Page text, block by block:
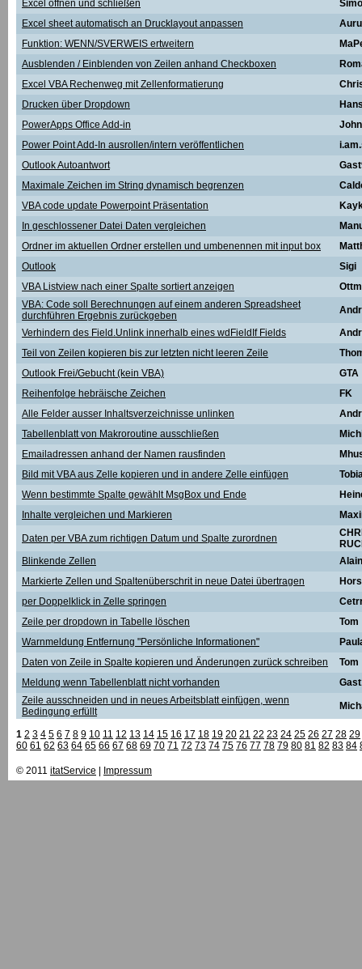
Excel öffnen und schließen
Excel sheet automatisch an Drucklayout anpassen
Funktion: WENN/SVERWEIS ertweitern
Ausblenden / Einblenden von Zeilen anhand Checkboxen
Excel VBA Rechenweg mit Zellenformatierung
Drucken über Dropdown
PowerApps Office Add-in
Power Point Add-In ausrollen/intern veröffentlichen
Outlook Autoantwort
Maximale Zeichen im String dynamisch begrenzen
VBA code update Powerpoint Präsentation
In geschlossener Datei Daten vergleichen
Ordner im aktuellen Ordner erstellen und umbenennen mit input box
Outlook
Sigi
VBA Listview nach einer Spalte sortiert anzeigen
VBA: Code soll Berechnungen auf einem anderen Spreadsheet
durchführen Ergebnis zurückgeben
Verhindern des Field.Unlink innerhalb eines wdFieldIf Fields
Teil von Zeilen kopieren bis zur letzten nicht leeren Zeile
Outlook Frei/Gebucht (kein VBA)
GTA
Reihenfolge hebräische Zeichen
FK
Alle Felder ausser Inhaltsverzeichnisse unlinken
Tabellenblatt von Makroroutine ausschließen
Emailadressen anhand der Namen rausfinden
Bild mit VBA aus Zelle kopieren und in andere Zelle einfügen
Wenn bestimmte Spalte gewählt MsgBox und Ende
Inhalte vergleichen und Markieren
Daten per VBA zum richtigen Datum und Spalte zurordnen
Blinkende Zellen
Markierte Zellen und Spaltenüberschrit in neue Datei übertragen
per Doppelklick in Zelle springen
Zeile per dropdown in Tabelle löschen
Tom
Warnmeldung Entfernung "Persönliche Informationen"
Daten von Zeile in Spalte kopieren und Änderungen zurück schreiben
Tom
Meldung wenn Tabellenblatt nicht vorhanden
Zeile ausschneiden und in neues Arbeitsblatt einfügen, wenn
Bedingung erfüllt
1 2 3 4 5 6 7 8 9 10 11 12 13 14 15 16 17 18 19 20 21 22 23 24 25 26 27 28 29
60 61 62 63 64 65 66 67 68 69 70 71 72 73 74 75 76 77 78 79 80 81 82 83 84
© 2011 itatService Impressum